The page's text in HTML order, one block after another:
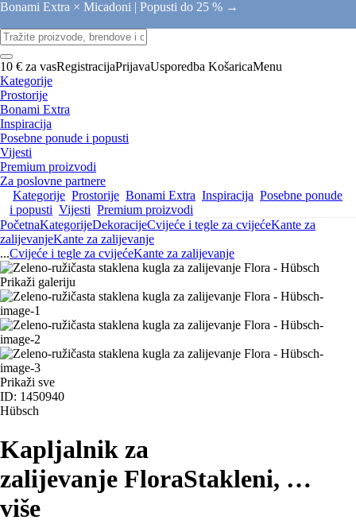
Bonami Extra × Micadoni | Popusti do 25 % →
10 € za vasRegistracijaPrijavaUsporedba KošaricaMenu
Kategorije
Prostorije
Bonami Extra
Inspiracija
Posebne ponude i popusti
Vijesti
Premium proizvodi
Za poslovne partnere
Kategorije Prostorije Bonami Extra Inspiracija Posebne ponude
i popusti Vijesti Premium proizvodi
PočetnaKategorijeDekoracijeCvijeće i tegle za cvijećeKante za
zalijevanjeKante za zalijevanje
...Cvijeće i tegle za cvijećeKante za zalijevanje
Prikaži galeriju
Prikaži sve
ID: 1450940
Hübsch
Kapljalnik za
zalijevanje FloraStakleni, …
više